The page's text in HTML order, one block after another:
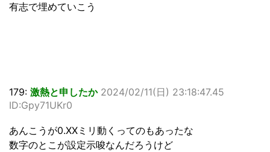
有志で埋めていこう
179: 激熱と申したか 2024/02/11(日) 23:18:47.45
ID:Gpy71UKr0
あんこうが0.XXミリ動くってのもあったな
数字のとこが設定示唆なんだろうけど